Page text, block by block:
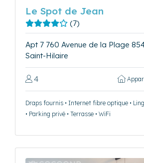
Le Spot de Jean
(7)
Apt 7 760 Avenue de la Plage
Saint-Hilaire
4
Draps fournis • Internet fibre optique •
• Parking privé • Terrasse • WiFi